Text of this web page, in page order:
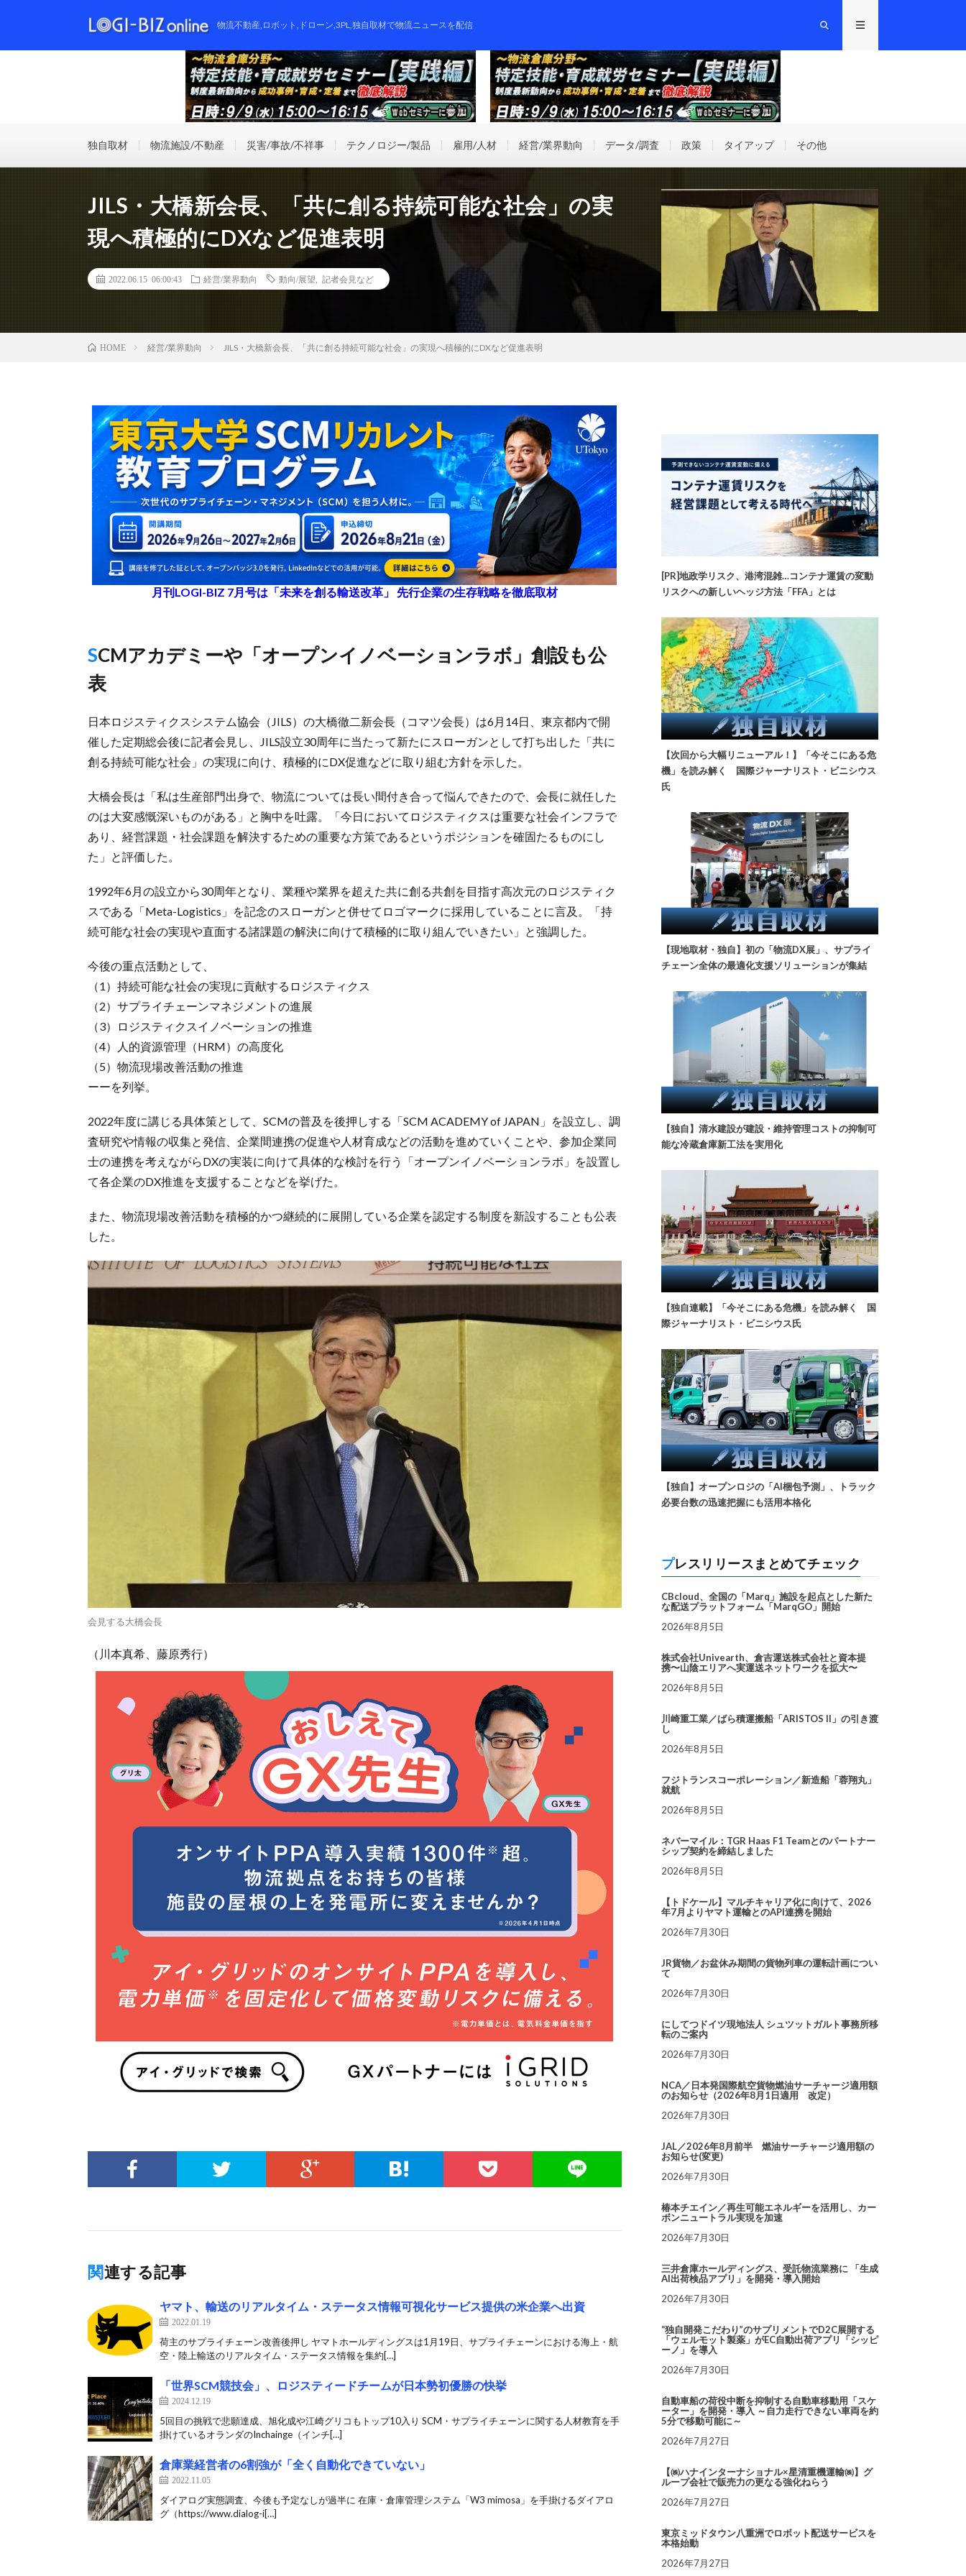
物流不動産,ロボット,ドローン,3PL,独自取材で物流ニュースを配信
独自取材 物流施設/不動産 災害/事故/不祥事 テクノロジー/製品 雇用/人材 経営/業界動向 データ/調査 政策 タイアップ その他
JILS・大橋新会長、「共に創る持続可能な社会」の実
現へ積極的にDXなど促進表明
2022.06.15 06:00:43 経営/業界動向 動向/展望 記者会見など
HOME 経営/業界動向 JILS・大橋新会長、「共に創る持続可能な社会」の実現へ積極的にDXなど促進表明
月刊LOGI-BIZ 7月号は「未来を創る輸送改革」 先行企業の生存戦略を徹底取材
SCMアカデミーや「オープンイノベーションラボ」創設も公
表
日本ロジスティクスシステム協会（JILS）の大橋徹二新会長（コマツ会長）は6月14日、東京都内で開
催した定期総会後に記者会見し、JILS設立30周年に当たって新たにスローガンとして打ち出した「共に
創る持続可能な社会」の実現に向け、積極的にDX促進などに取り組む方針を示した。
大橋会長は「私は生産部門出身で、物流については長い間付き合って悩んできたので、会長に就任した
のは大変感慨深いものがある」と胸中を吐露。「今日においてロジスティクスは重要な社会インフラで
あり、経営課題・社会課題を解決するための重要な方策であるというポジションを確固たるものにし
た」と評価した。
1992年6月の設立から30周年となり、業種や業界を超えた共に創る共創を目指す高次元のロジスティク
スである「Meta-Logistics」を記念のスローガンと併せてロゴマークに採用していることに言及。「持
続可能な社会の実現や直面する諸課題の解決に向けて積極的に取り組んでいきたい」と強調した。
今後の重点活動として、
（1）持続可能な社会の実現に貢献するロジスティクス
（2）サプライチェーンマネジメントの進展
（3）ロジスティクスイノベーションの推進
（4）人的資源管理（HRM）の高度化
（5）物流現場改善活動の推進
ーーを列挙。
2022年度に講じる具体策として、SCMの普及を後押しする「SCM ACADEMY of JAPAN」を設立し、調
査研究や情報の収集と発信、企業間連携の促進や人材育成などの活動を進めていくことや、参加企業同
士の連携を考えながらDXの実装に向けて具体的な検討を行う「オープンイノベーションラボ」を設置し
て各企業のDX推進を支援することなどを挙げた。
また、物流現場改善活動を積極的かつ継続的に展開している企業を認定する制度を新設することも公表
した。
会見する大橋会長
（川本真希、藤原秀行）
関連する記事
ヤマト、輸送のリアルタイム・ステータス情報可視化サービス提供の米企業へ出資
2022.01.19
荷主のサプライチェーン改善後押し ヤマトホールディングスは1月19日、サプライチェーンにおける海上・航
空・陸上輸送のリアルタイム・ステータス情報を集約[…]
「世界SCM競技会」、ロジスティードチームが日本勢初優勝の快挙
2024.12.19
5回目の挑戦で悲願達成、旭化成や江崎グリコもトップ10入り SCM・サプライチェーンに関する人材教育を手
掛けているオランダのInchainge（インチ[…]
倉庫業経営者の6割強が「全く自動化できていない」
2022.11.05
ダイアログ実態調査、今後も予定なしが過半に 在庫・倉庫管理システム「W3 mimosa」を手掛けるダイアロ
グ（https://www.dialog-i[…]
[PR]地政学リスク、港湾混雑…コンテナ運賃の変動
リスクへの新しいヘッジ方法「FFA」とは
【次回から大幅リニューアル！】「今そこにある危
機」を読み解く 国際ジャーナリスト・ビニシウス
氏
【現地取材・独自】初の「物流DX展」、サプライ
チェーン全体の最適化支援ソリューションが集結
【独自】清水建設が建設・維持管理コストの抑制可
能な冷蔵倉庫新工法を実用化
【独自連載】「今そこにある危機」を読み解く 国
際ジャーナリスト・ビニシウス氏
【独自】オープンロジの「AI梱包予測」、トラック
必要台数の迅速把握にも活用本格化
プレスリリースまとめてチェック
CBcloud、全国の「Marq」施設を起点とした新た
な配送プラットフォーム「MarqGO」開始
2026年8月5日
株式会社Univearth、倉吉運送株式会社と資本提
携〜山陰エリアへ実運送ネットワークを拡大〜
2026年8月5日
川崎重工業／ばら積運搬船「ARISTOS II」の引き渡
し
2026年8月5日
フジトランスコーポレーション／新造船「蓉翔丸」
就航
2026年8月5日
ネバーマイル：TGR Haas F1 Teamとのパートナー
シップ契約を締結しました
2026年8月5日
【トドケール】マルチキャリア化に向けて、2026
年7月よりヤマト運輸とのAPI連携を開始
2026年7月30日
JR貨物／お盆休み期間の貨物列車の運転計画につい
て
2026年7月30日
にしてつドイツ現地法人 シュツットガルト事務所移
転のご案内
2026年7月30日
NCA／日本発国際航空貨物燃油サーチャージ適用額
のお知らせ（2026年8月1日適用 改定）
2026年7月30日
JAL／2026年8月前半 燃油サーチャージ適用額の
お知らせ(変更)
2026年7月30日
椿本チエイン／再生可能エネルギーを活用し、カー
ボンニュートラル実現を加速
2026年7月30日
三井倉庫ホールディングス、受託物流業務に 「生成
AI出荷検品アプリ」を開発・導入開始
2026年7月30日
“独自開発こだわり”のサプリメントでD2C展開する
「ウェルモット製薬」がEC自動出荷アプリ「シッピ
ーノ」を導入
2026年7月30日
自動車船の荷役中断を抑制する自動車移動用「スケ
ーター」を開発・導入 ～自力走行できない車両を約
5分で移動可能に～
2026年7月27日
【㈱ハナインターナショナル×星清重機運輸㈱】グ
ループ会社で販売力の更なる強化ねらう
2026年7月27日
東京ミッドタウン八重洲でロボット配送サービスを
本格始動
2026年7月27日